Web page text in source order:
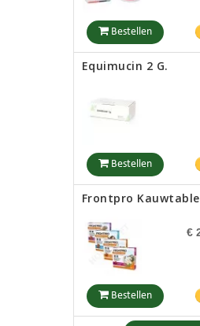
Bestellen
Bestellen
Bestellen
Bestellen
Equimucin 2 G.
Bestellen
Frontpro
€
Bestellen